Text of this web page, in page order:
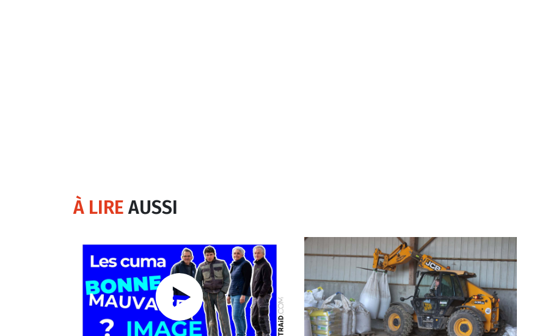
À LIREAUSSI